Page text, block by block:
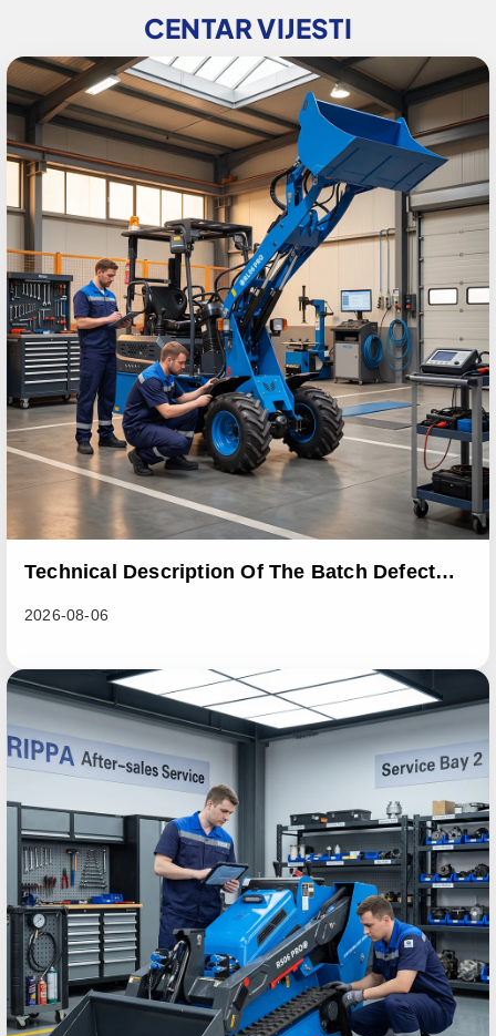
CENTAR VIJESTI
Technical Description Of The Batch Defect
2026-08-06